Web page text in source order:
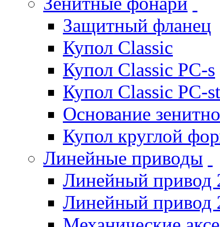
Защитный фланец
Купол Classic
Купол Classic PC-s
Купол Classic PC-st
Основание
Купол круглой
Линейные приводы
Линейный привод
Линейный привод